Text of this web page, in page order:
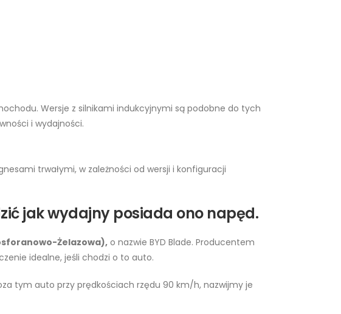
Wersje z silnikami indukcyjnymi są podobne do tych
i wydajności.
trwałymi, w zależności od wersji i konfiguracji
jak wydajny posiada ono napęd.
Żelazowa), o nazwie BYD Blade. Producentem
idealne, jeśli chodzi o to auto.
tym auto przy prędkościach rzędu 90 km/h, nazwijmy je